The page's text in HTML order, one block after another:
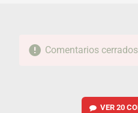
Comentarios cerrados
VER 20